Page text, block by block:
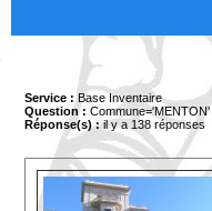
Service : Base Inventaire
Question : Commune='MENTON'
Réponse(s) :il y a 138 réponses